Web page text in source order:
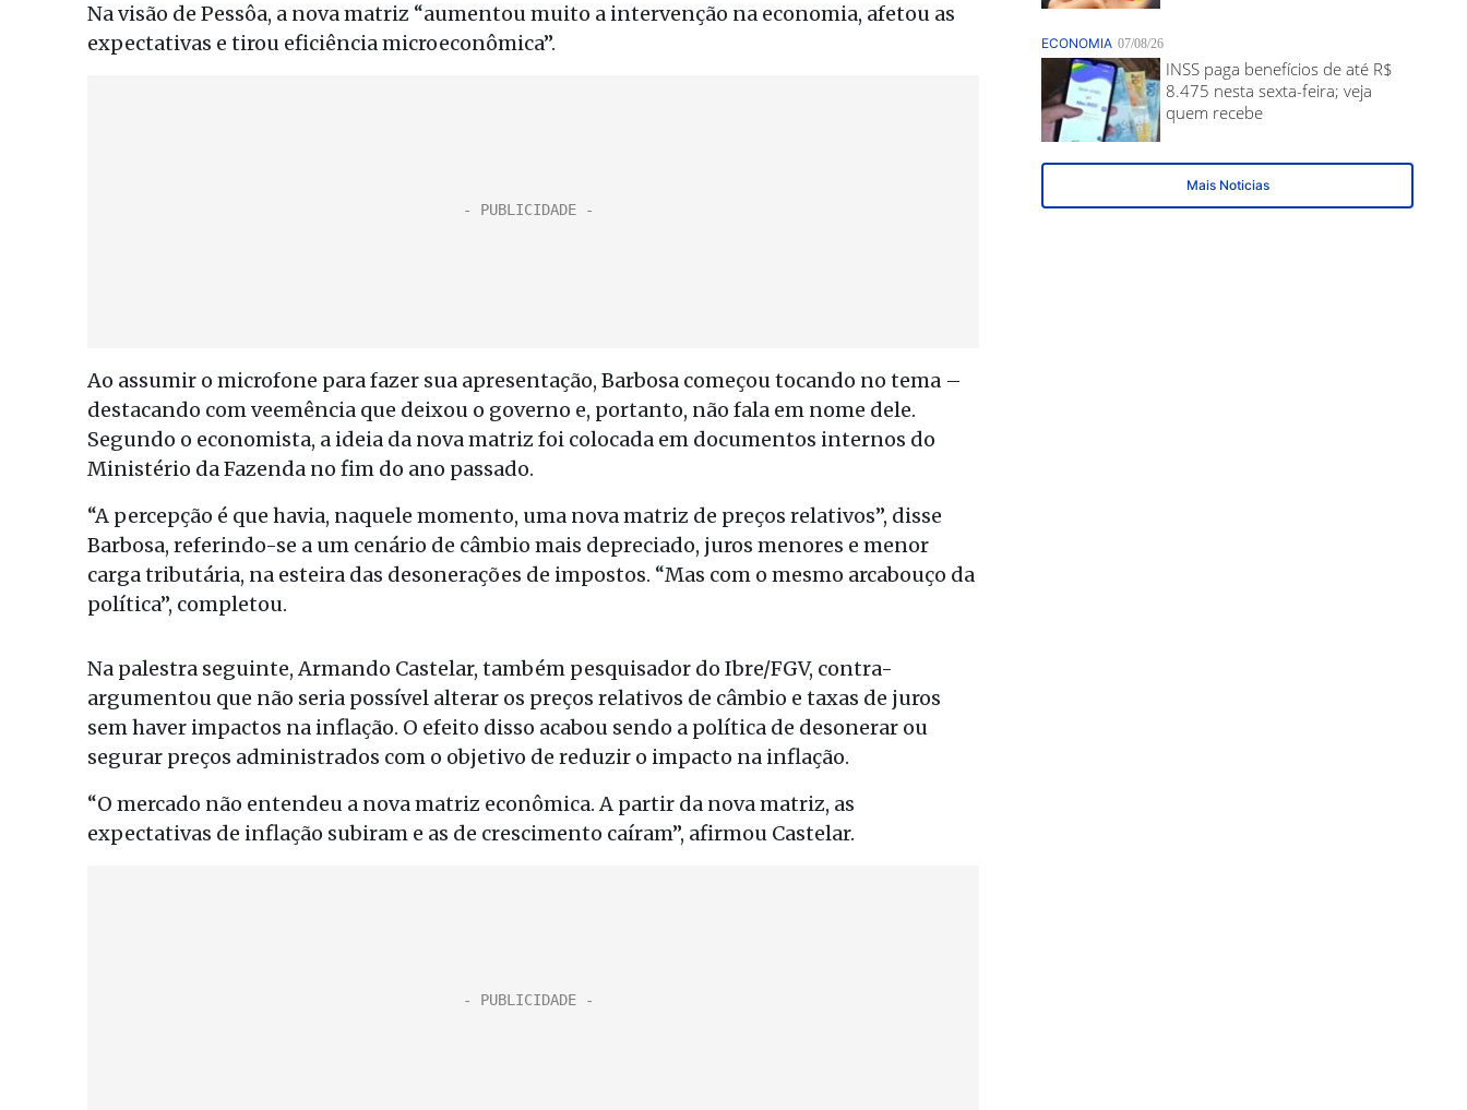
Na visão de Pessôa, a nova matriz “aumentou muito a intervenção na economia, afetou as
expectativas e tirou eficiência microeconômica”.
Ao assumir o microfone para fazer sua apresentação, Barbosa começou tocando no tema –
destacando com veemência que deixou o governo e, portanto, não fala em nome dele.
Segundo o economista, a ideia da nova matriz foi colocada em documentos internos do
Ministério da Fazenda no fim do ano passado.
“A percepção é que havia, naquele momento, uma nova matriz de preços relativos”, disse
Barbosa, referindo-se a um cenário de câmbio mais depreciado, juros menores e menor
carga tributária, na esteira das desonerações de impostos. “Mas com o mesmo arcabouço da
política”, completou.
Na palestra seguinte, Armando Castelar, também pesquisador do Ibre/FGV, contra-
argumentou que não seria possível alterar os preços relativos de câmbio e taxas de juros
sem haver impactos na inflação. O efeito disso acabou sendo a política de desonerar ou
segurar preços administrados com o objetivo de reduzir o impacto na inflação.
“O mercado não entendeu a nova matriz econômica. A partir da nova matriz, as
expectativas de inflação subiram e as de crescimento caíram”, afirmou Castelar.